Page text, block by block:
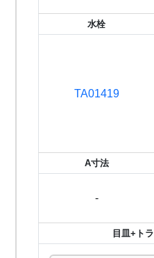
水栓
TA01419
A寸法
-
目皿+ト